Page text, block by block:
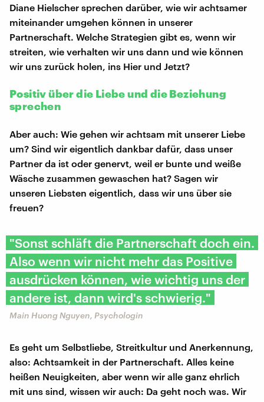
Diane Hielscher sprechen darüber, wie wir achtsamer
miteinander umgehen können in unserer
Partnerschaft. Welche Strategien gibt es, wenn wir
streiten, wie verhalten wir uns dann und wie können
wir uns zurück holen, ins Hier und Jetzt?
Positiv über die Liebe und die Beziehung
sprechen
Aber auch: Wie gehen wir achtsam mit unserer Liebe
um? Sind wir eigentlich dankbar dafür, dass unser
Partner da ist oder genervt, weil er bunte und weiße
Wäsche zusammen gewaschen hat? Sagen wir
unseren Liebsten eigentlich, dass wir uns über sie
freuen?
"Sonst schläft die Partnerschaft doch ein.
Also wenn wir nicht mehr das Positive
ausdrücken können, wie wichtig uns der
andere ist, dann wird's schwierig."
Main Huong Nguyen, Psychologin
Es geht um Selbstliebe, Streitkultur und Anerkennung,
also: Achtsamkeit in der Partnerschaft. Alles keine
heißen Neuigkeiten, aber wenn wir alle ganz ehrlich
mit uns sind, wissen wir auch: Da geht noch was. Wir